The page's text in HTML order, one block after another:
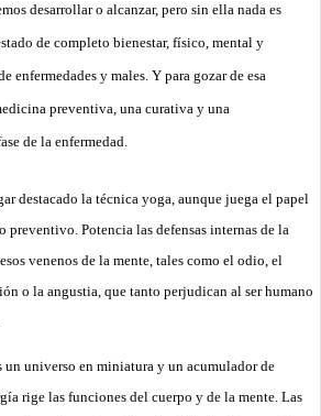
desarrollar o alcanzar, pero sin ella nada es
de completo bienestar, físico, mental y
enfermedades y males. Y para gozar de esa
preventiva, una curativa y una
de la enfermedad.
destacado la técnica yoga, aunque juega el papel
preventivo. Potencia las defensas internas de la
venenos de la mente, tales como el odio, el
o la angustia, que tanto perjudican al ser humano
un universo en miniatura y un acumulador de
rige las funciones del cuerpo y de la mente. Las